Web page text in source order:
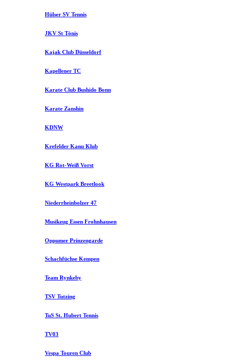
Hülser SV Tennis
JKV St Tönis
Kajak Club Düsseldorf
Kapellener TC
Karate Club Bushido Bonn
Karate Zanshin
KDNW
Krefelder Kanu Klub
KG Rot-Weiß Vorst
KG Westpark Breetlook
Niederrheinbolzer 47
Musikzug Essen Frohnhausen
Oppumer Prinzengarde
Schachfüchse Kempen
Team Rynkeby
TSV Tutzing
TuS St. Hubert Tennis
TV03
Vespa Touren Club